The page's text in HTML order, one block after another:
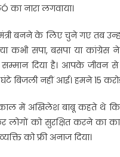
का नारा लगवाया।
बनने के लिए चुने गए तब
सपा, बसपा या कांग्रेस
दिया है। आपके जीवन
बिजली नहीं आई। हमने 15
में अखिलेश बाबू कहते थे कि
को सुरक्षित करने का
को फ्री अनाज दिया।